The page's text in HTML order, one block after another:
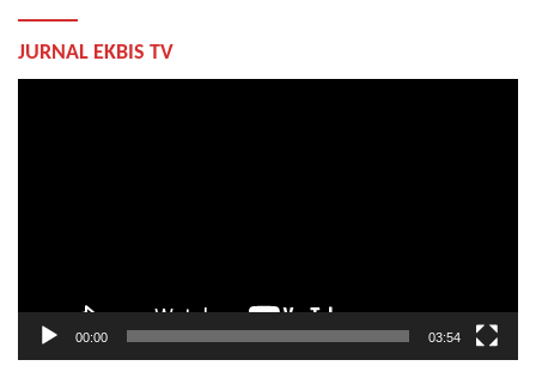
JURNAL EKBIS TV
00:00 03:54